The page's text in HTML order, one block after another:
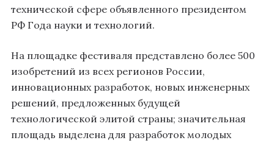
технической сфере объявленного президентом
РФ Года науки и технологий.
На площадке фестиваля представлено более 500
изобретений из всех регионов России,
инновационных разработок, новых инженерных
решений, предложенных будущей
технологической элитой страны; значительная
площадь выделена для разработок молодых